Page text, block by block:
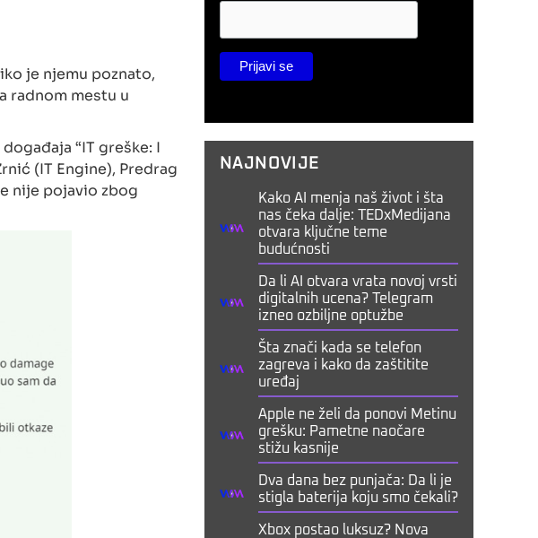
je njemu poznato,
radnom mestu u
“IT greške: I
(IT Engine), Predrag
nije pojavio zbog
NAJNOVIJE
Kako AI menja naš život i šta
nas čeka dalje: TEDxMedijana
otvara ključne teme
budućnosti
Da li AI otvara vrata novoj vrsti
digitalnih ucena? Telegram
izneo ozbiljne optužbe
Šta znači kada se telefon
zagreva i kako da zaštitite
uređaj
Apple ne želi da ponovi Metinu
grešku: Pametne naočare
stižu kasnije
Dva dana bez punjača: Da li je
stigla baterija koju smo čekali?
Xbox postao luksuz? Nova